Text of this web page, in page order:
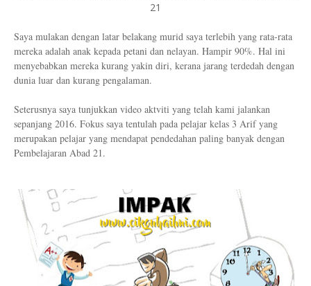
21
Saya mulakan dengan latar belakang murid saya terlebih yang rata-rata
mereka adalah anak kepada petani dan nelayan. Hampir 90%. Hal ini
menyebabkan mereka kurang yakin diri, kerana jarang terdedah dengan
dunia luar dan kurang pengalaman.
Seterusnya saya tunjukkan video aktviti yang telah kami jalankan
sepanjang 2016. Fokus saya tentulah pada pelajar kelas 3 Arif yang
merupakan pelajar yang mendapat pendedahan paling banyak dengan
Pembelajaran Abad 21.